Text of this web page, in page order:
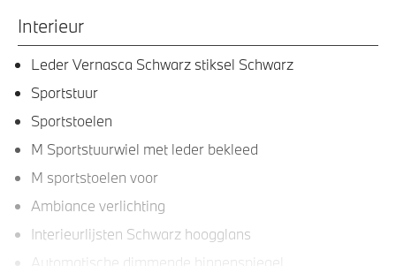
Interieur
Leder Vernasca Schwarz stiksel Schwarz
Sportstuur
Sportstoelen
M Sportstuurwiel met leder bekleed
M sportstoelen voor
Ambiance verlichting
Interieurlijsten Schwarz hoogglans